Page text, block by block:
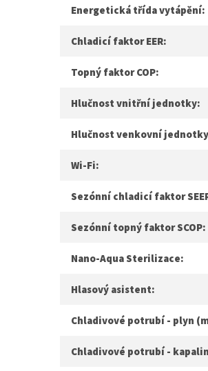
Energetická třída vytápění:
Chladicí faktor EER:
Topný faktor COP:
Hlučnost vnitřní jednotky:
Hlučnost venkovní
Wi-Fi:
Sezónní chladicí faktor
Sezónní topný faktor SCOP:
Nano-Aqua Sterilizace:
Hlasový asistent:
Chladivové potrubí - plyn
Chladivové potrubí -